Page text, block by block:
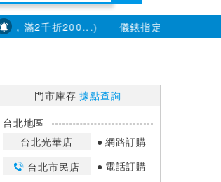
滿2千折200...) 儀錶指定款單筆滿
門市庫存據點查詢
台北地區
台北光華店
網路訂購
台北市民店
電話訂購